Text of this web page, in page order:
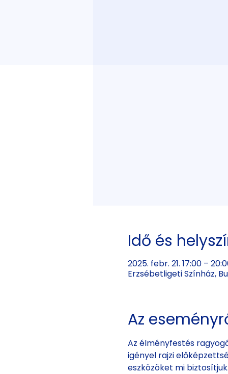
Idő és
2025. febr. 21. 17:00 –
Erzsébetligeti Színház,
Az
Az élményfestés
igényel rajzi
eszközöket mi